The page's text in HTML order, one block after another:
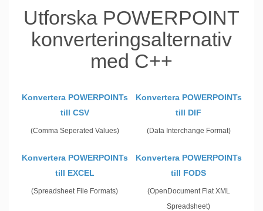
Utforska POWERPOINT
konverteringsalternativ
med C++
Konvertera POWERPOINTs
till CSV
(Comma Seperated Values)
Konvertera POWERPOINTs
till DIF
(Data Interchange Format)
Konvertera POWERPOINTs
till EXCEL
(Spreadsheet File Formats)
Konvertera POWERPOINTs
till FODS
(OpenDocument Flat XML
Spreadsheet)